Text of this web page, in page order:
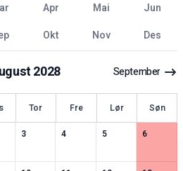
mar apr mai
jun
okt nov des
2028 September
Tor Fre Lør Søn
datoer
3
3spesielle datoer
4
2spesielle datoer
5
2spesielle datoer
6
2